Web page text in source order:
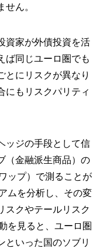
ん。
資家が外債投資を活
ば同じユーロ圏でも
とにリスクが異なり
にもリスクパリティ
ッジの手段として信
（金融派生商品）の
ップ）で測ることが
ムを分析し、その変
スクやテールリスク
を見ると、ユーロ圏
といった国のソブリ